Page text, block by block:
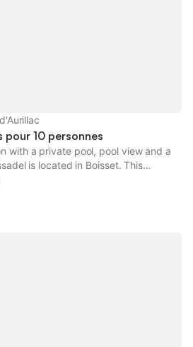
pour 10 personnes
with a private pool, pool view and a
is located in Boisset. This
home is located 27 km from Aurillac
Cantal Auvergne Stadium.